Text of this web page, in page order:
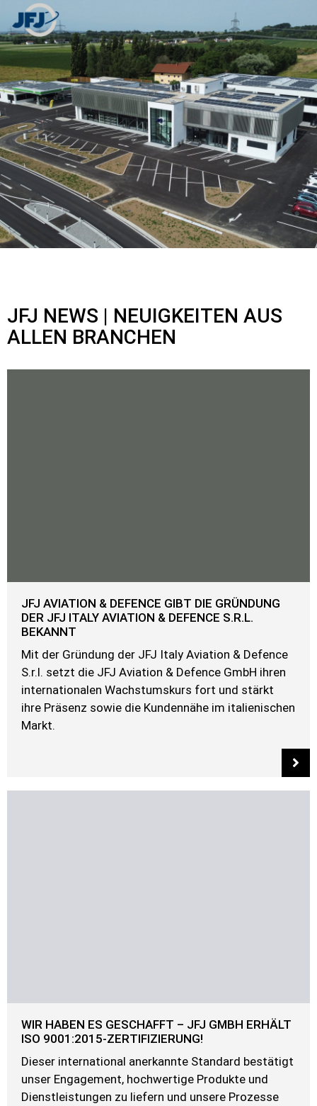
JFJ NEWS | NEUIGKEITEN AUS
ALLEN BRANCHEN
JFJ AVIATION & DEFENCE GIBT DIE GRÜNDUNG
DER JFJ ITALY AVIATION & DEFENCE S.R.L.
BEKANNT
Mit der Gründung der JFJ Italy Aviation & Defence
S.r.l. setzt die JFJ Aviation & Defence GmbH ihren
internationalen Wachstumskurs fort und stärkt
ihre Präsenz sowie die Kundennähe im italienischen
Markt.
WIR HABEN ES GESCHAFFT – JFJ GMBH ERHÄLT
ISO 9001:2015-ZERTIFIZIERUNG!
Dieser international anerkannte Standard bestätigt
unser Engagement, hochwertige Produkte und
Dienstleistungen zu liefern und unsere Prozesse